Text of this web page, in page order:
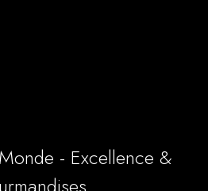
- Excellence &